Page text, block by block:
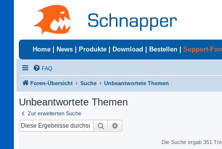
Home News Produkte Download Bestellen Support-
FAQ
Foren-Übersicht Suche Unbeantwortete Themen
Unbeantwortete Themen
Zur erweiterten Suche
Suche
Die Suche ergab 351